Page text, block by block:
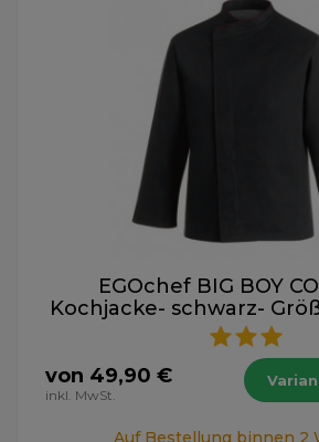
EGOchef BIG BOY
Kochjacke- schwarz-
von 49,90 €
inkl. MwSt.
Auf Bestellung binnen 2